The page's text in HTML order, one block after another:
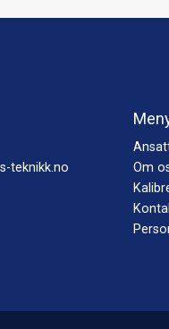
teknikk.no
Om